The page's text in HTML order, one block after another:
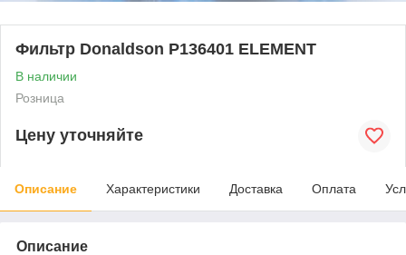
Фильтр Donaldson P136401 ELEMENT
В наличии
Розница
Цену уточняйте
Описание Характеристики Доставка Оплата
Описание